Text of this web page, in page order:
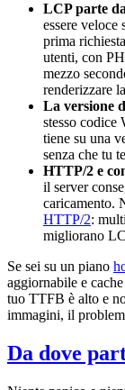
LCP parte
essere veloce
prima
utenti, con
mezzo
renderizzare
La versione
stesso codice
tiene su una
senza che tu
HTTP/2 e
il server
caricamento.
HTTP/2:
migliorano
Se sei su un piano
aggiornabile e
tuo TTFB è alto e
immagini, il
Da dove